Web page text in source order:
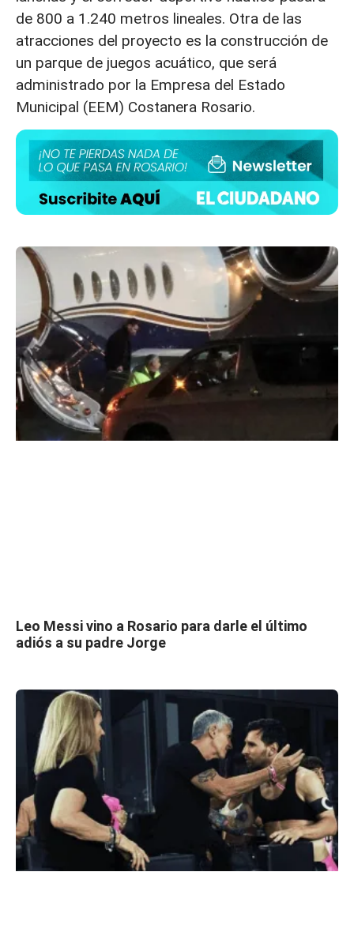
de 800 a 1.240 metros lineales. Otra de las
atracciones del proyecto es la construcción de
un parque de juegos acuático, que será
administrado por la Empresa del Estado
Municipal (EEM) Costanera Rosario.
Leo Messi vino a Rosario para darle el último
adiós a su padre Jorge